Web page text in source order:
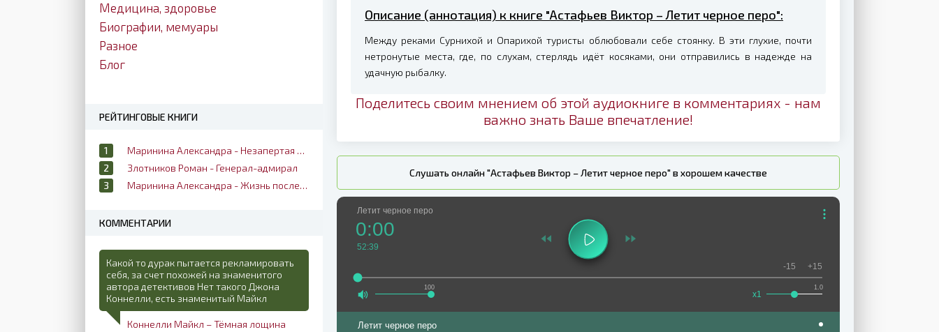
Описание (аннотация) к книге "Астафьев Виктор – Летит черное перо":
Между реками Сурнихой и Опарихой туристы облюбовали себе стоянку. В эти глухие, почти
нетронутые места, где, по слухам, стерлядь идёт косяками, они отправились в надежде на
удачную рыбалку.
Поделитесь своим мнением об этой аудиокниге в комментариях - нам
важно знать Ваше впечатление!
Слушать онлайн "Астафьев Виктор – Летит черное перо" в хорошем качестве
Летит черное перо
100
0:00
52:39
1.0
x1
-15 +15
Летит черное перо
Медицина, здоровье
Биографии, мемуары
Разное
Блог
РЕЙТИНГОВЫЕ КНИГИ
Маринина Александра - Незапертая дверь
Злотников Роман - Генерал-адмирал
Маринина Александра - Жизнь после жизни
КОММЕНТАРИИ
Какой то дурак пытается рекламировать
себя, за счет похожей на знаменитого
автора детективов Нет такого Джона
Коннелли, есть знаменитый Майкл
Коннелли Майкл – Тёмная лощина